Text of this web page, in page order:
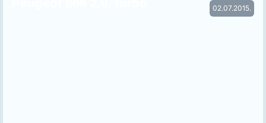
02.07.2015.